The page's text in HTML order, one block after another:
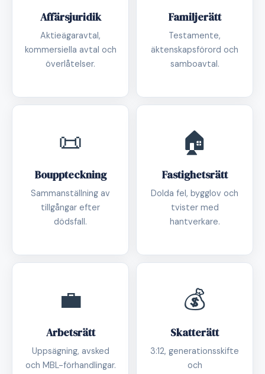
Affärsjuridik
Aktieägaravtal,
kommersiella avtal och
överlåtelser.
Familjerätt
Testamente,
äktenskapsförord och
samboavtal.
📜
Bouppteckning
Sammanställning av
tillgångar efter
dödsfall.
🏠
Fastighetsrätt
Dolda fel, bygglov och
tvister med
hantverkare.
💼
Arbetsrätt
Uppsägning, avsked
och MBL-förhandlingar.
💰
Skatterätt
3:12, generationsskifte
och